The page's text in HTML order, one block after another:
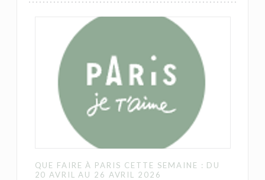
QUE FAIRE À PARIS CETTE SEMAINE : DU
20 AVRIL AU 26 AVRIL 2026